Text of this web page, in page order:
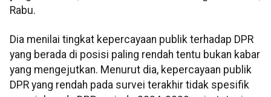
Rabu.
Dia menilai tingkat kepercayaan publik terhadap DPR
yang berada di posisi paling rendah tentu bukan kabar
yang mengejutkan. Menurut dia, kepercayaan publik
DPR yang rendah pada survei terakhir tidak spesifik